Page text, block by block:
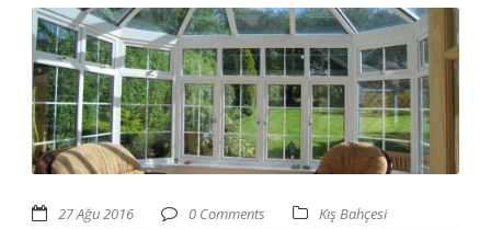
27 Ağu 2016 0 Comments Kış Bahçesi